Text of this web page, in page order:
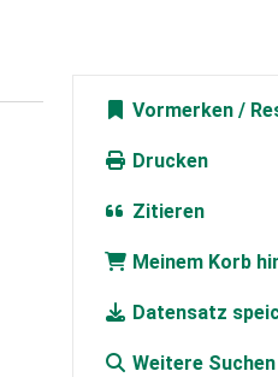
Vormerken
Drucken
Zitieren
Meinem Korb
Datensatz
Weitere Suchen